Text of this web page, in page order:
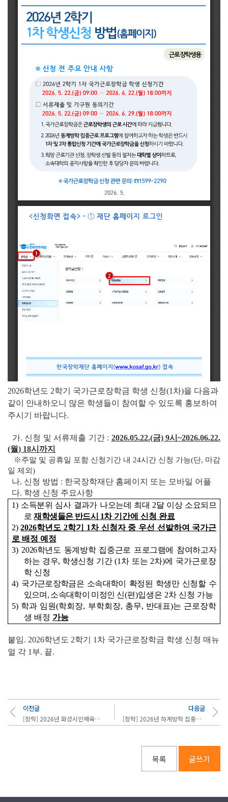
2026학년도 2학기 국가근로장학금 학생 신청(1 차)을 다음과
같이 안내하오니 많은 학생들이 참여할 수 있도록 홍보하여
주시기 바랍니다.
가. 신청 및 서류제출 기간 : 2026.05.22.(금) 9시~2026.06.22.
(월) 18시까지
※주말 및 공휴일 포함 신청기간 내 24시간 신청 가능(단, 마감
일 제외 )
나. 신청 방법 : 한국장학재단 홈페이 지 또는 모바일 어플
다. 학생 신청 주요사항
1) 소득분위 심사 결과가 나오는데 최대 2달 이상 소요되므
로재학생들은 반드시 1차 기간에 신청 완료
2)2026학년도 2학기 1차 신청자 중 우선 선발하여 국가근
로 배정 예정
3) 2026학년도 동계방학 집중근로 프로그램에 참여하고자
하는 경우, 학생신청 기간 (1 차 또는 2차)에 국가근로장
학 신청
4) 국가근로장학금은 소속대학이 확정된 학생만 신청할 수
있으며 , 소속대학이 미정인 신(편)입생은 2차 신청 가능
5) 학과 임원(학회장, 부학회장, 총무, 반대표)는 근로장학
생 배정 가능
붙임. 2026학년도 2학기 1차 국가근로장학금 학생 신청 매뉴
얼 각 1부. 끝.
이전글
[장학] 2026년 화성시인재육성재단「해외유학 장학금」안내
다음글
[장학] 2026년 하계방학 집중근로 프로그램 희망근로지 학생 신청 안내(5.29금)까지
목록 글쓰기